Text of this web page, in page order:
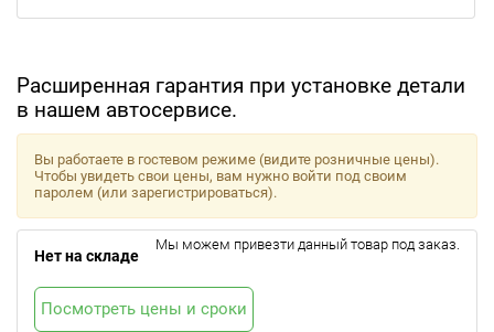
Расширенная гарантия при установке детали
в нашем автосервисе.
Вы работаете в гостевом режиме (видите розничные цены).
Чтобы увидеть свои цены, вам нужно войти под своим
паролем (или зарегистрироваться).
Нет на складе
Мы можем привезти данный товар под заказ.
Посмотреть цены и сроки